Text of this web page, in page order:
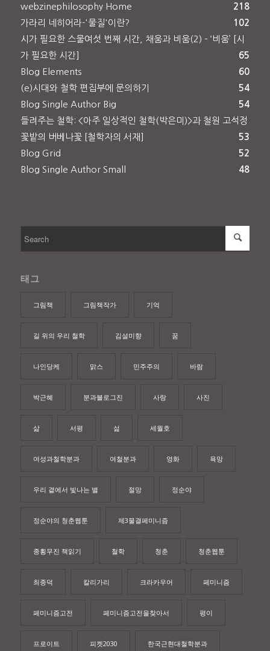
webzinephilosophy Home
218
가라리 네히어라-'물질'이란?
102
시가 필요한 스물여섯 번째 시간, 채움과 비움(2) – ‘비움’ [시
가 필요한 시간]
65
Blog Elements
60
(e)시대와 철학 편집부에 문의하기
54
Blog Single Author Big
54
들려주는 철학: <아주 일상적인 철학(박은미)>과 철원 고석정
꽃밭의 버베나꽃 [철학자의 서재]
53
Blog Grid
52
Blog Single Author Small
48
태그
그림책 그림책작가 기억
길 위의 우리 철학 김설미향 꿈
나인당케 맑스 민주주의 바람
박근혜 분과블로그진 사랑 사진
삶 서평 섦 세월호
여성과철학분과 여철분과 영화 욕망
우리 곁에서 빛나는 별 절망 정순야
정순야의 청춘웹툰 제3물결페미니즘
종횡무진 책읽기 철학 청춘 청춘웹툰
최종덕 칼리가리 크라카우어 페미니즘
페미니즘고전 페미니즘고전을찾아서 평이
프로이트 피켓2030 한국근현대철학분과